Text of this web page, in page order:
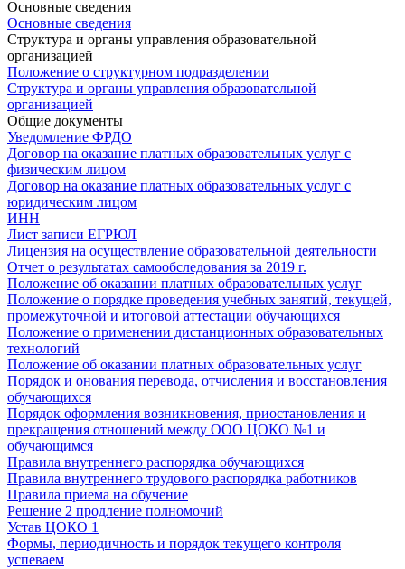
Основные сведения
Основные сведения
Структура и органы управления образовательной
организацией
Положение о структурном подразделении
Структура и органы управления образовательной
организацией
Общие документы
Уведомление ФРДО
Договор на оказание платных образовательных услуг с
физическим лицом
Договор на оказание платных образовательных услуг с
юридическим лицом
ИНН
Лист записи ЕГРЮЛ
Лицензия на осуществление образовательной деятельности
Отчет о результатах самообследования за 2019 г.
Положение об оказании платных образовательных услуг
Положение о порядке проведения учебных занятий, текущей,
промежуточной и итоговой аттестации обучающихся
Положение о применении дистанционных образовательных
технологий
Положение об оказании платных образовательных услуг
Порядок и онования перевода, отчисления и восстановления
обучающихся
Порядок оформления возникновения, приостановления и
прекращения отношений между ООО ЦОКО №1 и
обучающимся
Правила внутреннего распорядка обучающихся
Правила внутреннего трудового распорядка работников
Правила приема на обучение
Решение 2 продление полномочий
Устав ЦОКО 1
Формы, периодичность и порядок текущего контроля
успеваем